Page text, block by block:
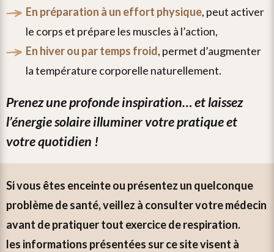
en préparation à un effort physique, peut activer
le corps et prépare les muscles à l’action,
en hiver ou par temps froid, permet d’augmenter
la température corporelle naturellement.
prenez une profonde inspiration… et laissez
l’énergie solaire illuminer votre pratique et
votre quotidien !
si vous êtes enceinte ou présentez un quelconque
problème de santé, veillez à consulter votre médecin
avant de pratiquer tout exercice de respiration.
les informations présentées sur ce site visent à